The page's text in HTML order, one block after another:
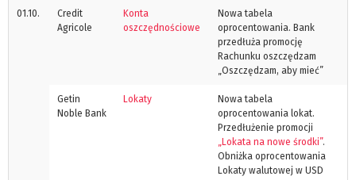
01.10.
Credit
Agricole
Konta
oszczędnościowe
Nowa tabela
oprocentowania. Bank
przedłuża promocję
Rachunku oszczędzam
„Oszczędzam, aby mieć”
Getin
Noble Bank
Lokaty
Nowa tabela
oprocentowania lokat.
Przedłużenie promocji
„Lokata na nowe środki”.
Obniżka oprocentowania
Lokaty walutowej w USD